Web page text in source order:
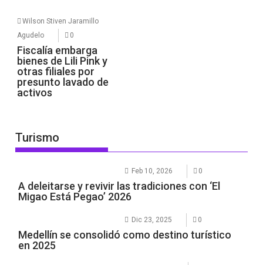
Wilson Stiven Jaramillo
Agudelo
0
Fiscalía embarga
bienes de Lili Pink y
otras filiales por
presunto lavado de
activos
Turismo
Feb 10, 2026 0
A deleitarse y revivir las tradiciones con ‘El
Migao Está Pegao’ 2026
Dic 23, 2025 0
Medellín se consolidó como destino turístico
en 2025